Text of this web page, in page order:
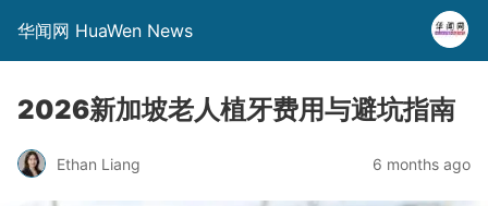
华闻网 HuaWen News
2026新加坡老人植牙费用与避坑指南
Ethan Liang 6 months ago